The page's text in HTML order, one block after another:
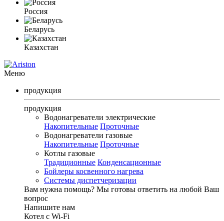
Россия
Беларусь
Казахстан
Меню
продукция
продукция
Водонагреватели электрические
Накопительные Проточные
Водонагреватели газовые
Накопительные Проточные
Котлы газовые
Традиционные Конденсационные
Бойлеры косвенного нагрева
Системы диспетчеризации
Вам нужна помощь? Мы готовы ответить на любой Ваш
вопрос
Напишите нам
Котел с Wi-Fi